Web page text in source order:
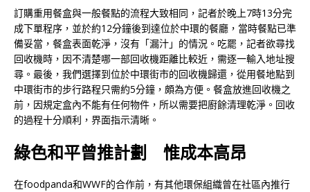
訂購重用餐盒與一般餐點的流程大致相同，記者於晚上7時13分完
成下單程序，並於約12分鐘後到達位於中環的餐廳，當時餐點已準
備妥當，餐盒表面乾淨，沒有「漏汁」的情況。吃罷，記者欲尋找
回收機時，因不清楚哪一部回收機距離比較近，需逐一輸入地址搜
尋。最後，我們選擇到位於中環街市的回收機歸還，從用餐地點到
中環街市的步行路程只需約5分鐘，頗為方便。餐盒放進回收機之
前，因規定盒內不能有任何物件，所以需要把廚餘清理乾淨。回收
的過程十分順利，界面指示清晰。
綠色和平曾推計劃 惟成本高昂
在foodpanda和WWF的合作前，有其他環保組織曾在社區內推行